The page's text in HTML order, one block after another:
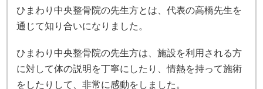
ひまわり中央整骨院の先生方とは、代表の高橋先生を
通じて知り合いになりました。
ひまわり中央整骨院の先生方は、施設を利用される方
に対して体の説明を丁寧にしたり、情熱を持って施術
をしたりして、非常に感動をしました。